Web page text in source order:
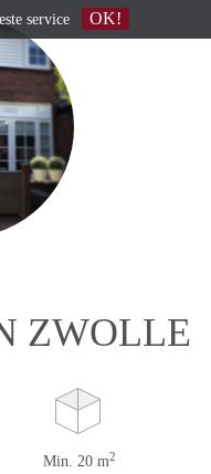
ZWOLLE
Min. 20 m2
service OK!